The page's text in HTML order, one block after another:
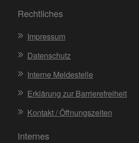
Rechtliches
Impressum
Datenschutz
Interne Meldestelle
Erklärung zur Barrierefreiheit
Kontakt / Öffnungszeiten
Internes